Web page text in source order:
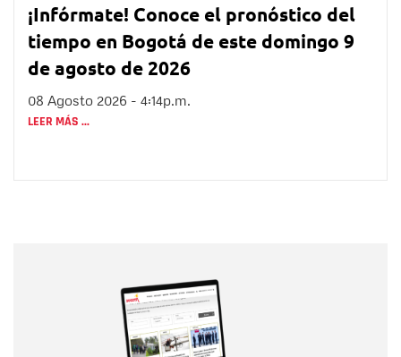
¡Infórmate! Conoce el pronóstico del
tiempo en Bogotá de este domingo 9
de agosto de 2026
08 Agosto 2026 - 4:14p.m.
LEER MÁS ...
Correo electrónico